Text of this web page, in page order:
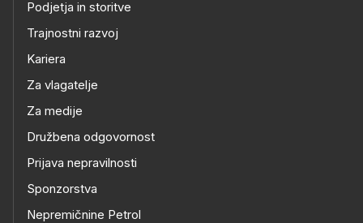
Podjetja in storitve
Trajnostni razvoj
Kariera
Za vlagatelje
Za medije
Družbena odgovornost
Prijava nepravilnosti
Sponzorstva
Nepremičnine Petrol